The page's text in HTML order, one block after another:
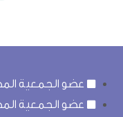
عضو الجمعية
عضو الجمعية